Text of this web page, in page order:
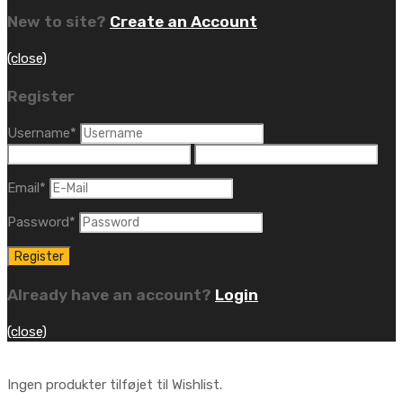
New to site? Create an Account
(close)
Register
Username*
Email*
Password*
Already have an account? Login
(close)
Ingen produkter tilføjet til Wishlist.